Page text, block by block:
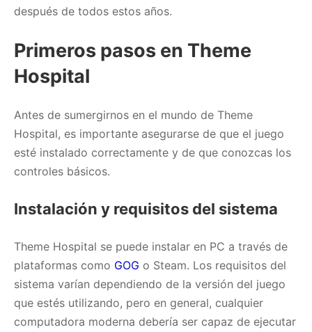
después de todos estos años.
Primeros pasos en Theme
Hospital
Antes de sumergirnos en el mundo de Theme
Hospital, es importante asegurarse de que el juego
esté instalado correctamente y de que conozcas los
controles básicos.
Instalación y requisitos del sistema
Theme Hospital se puede instalar en PC a través de
plataformas como GOG o Steam. Los requisitos del
sistema varían dependiendo de la versión del juego
que estés utilizando, pero en general, cualquier
computadora moderna debería ser capaz de ejecutar